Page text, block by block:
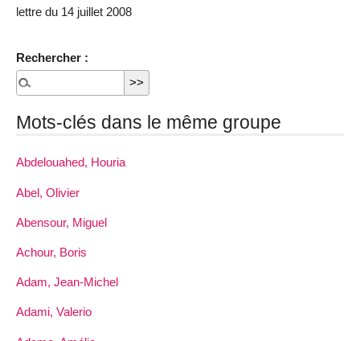
lettre du 14 juillet 2008
Rechercher :
Mots-clés dans le même groupe
Abdelouahed, Houria
Abel, Olivier
Abensour, Miguel
Achour, Boris
Adam, Jean-Michel
Adami, Valerio